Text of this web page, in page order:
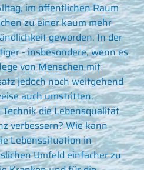
im öffentlichen Raum
zu einer kaum mehr
geworden. In der
- insbesondere, wenn es
von Menschen mit
jedoch noch weitgehend
auch umstritten.
die Lebensqualität
verbessern? Wie kann
Lebenssituation in
Umfeld einfacher zu